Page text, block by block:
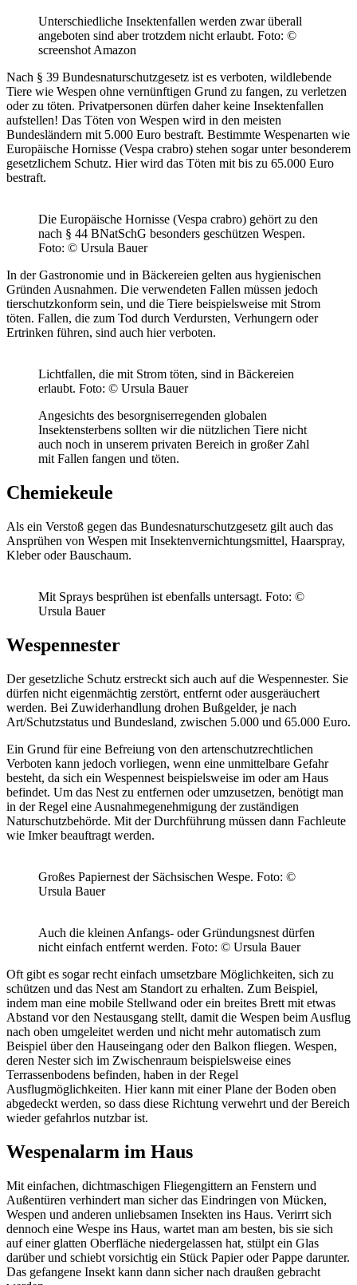
Unterschiedliche Insektenfallen werden zwar überall
angeboten sind aber trotzdem nicht erlaubt. Foto: ©
screenshot Amazon
Nach § 39 Bundesnaturschutzgesetz ist es verboten, wildlebende
Tiere wie Wespen ohne vernünftigen Grund zu fangen, zu verletzen
oder zu töten. Privatpersonen dürfen daher keine Insektenfallen
aufstellen! Das Töten von Wespen wird in den meisten
Bundesländern mit 5.000 Euro bestraft. Bestimmte Wespenarten wie
Europäische Hornisse (Vespa crabro) stehen sogar unter besonderem
gesetzlichem Schutz. Hier wird das Töten mit bis zu 65.000 Euro
bestraft.
Die Europäische Hornisse (Vespa crabro) gehört zu den
nach § 44 BNatSchG besonders geschützen Wespen.
Foto: © Ursula Bauer
In der Gastronomie und in Bäckereien gelten aus hygienischen
Gründen Ausnahmen. Die verwendeten Fallen müssen jedoch
tierschutzkonform sein, und die Tiere beispielsweise mit Strom
töten. Fallen, die zum Tod durch Verdursten, Verhungern oder
Ertrinken führen, sind auch hier verboten.
Lichtfallen, die mit Strom töten, sind in Bäckereien
erlaubt. Foto: © Ursula Bauer
Angesichts des besorgniserregenden globalen
Insektensterbens sollten wir die nützlichen Tiere nicht
auch noch in unserem privaten Bereich in großer Zahl
mit Fallen fangen und töten.
Chemiekeule
Als ein Verstoß gegen das Bundesnaturschutzgesetz gilt auch das
Ansprühen von Wespen mit Insektenvernichtungsmittel, Haarspray,
Kleber oder Bauschaum.
Mit Sprays besprühen ist ebenfalls untersagt. Foto: ©
Ursula Bauer
Wespennester
Der gesetzliche Schutz erstreckt sich auch auf die Wespennester. Sie
dürfen nicht eigenmächtig zerstört, entfernt oder ausgeräuchert
werden. Bei Zuwiderhandlung drohen Bußgelder, je nach
Art/Schutzstatus und Bundesland, zwischen 5.000 und 65.000 Euro.
Ein Grund für eine Befreiung von den artenschutzrechtlichen
Verboten kann jedoch vorliegen, wenn eine unmittelbare Gefahr
besteht, da sich ein Wespennest beispielsweise im oder am Haus
befindet. Um das Nest zu entfernen oder umzusetzen, benötigt man
in der Regel eine Ausnahmegenehmigung der zuständigen
Naturschutzbehörde. Mit der Durchführung müssen dann Fachleute
wie Imker beauftragt werden.
Großes Papiernest der Sächsischen Wespe. Foto: ©
Ursula Bauer
Auch die kleinen Anfangs- oder Gründungsnest dürfen
nicht einfach entfernt werden. Foto: © Ursula Bauer
Oft gibt es sogar recht einfach umsetzbare Möglichkeiten, sich zu
schützen und das Nest am Standort zu erhalten. Zum Beispiel,
indem man eine mobile Stellwand oder ein breites Brett mit etwas
Abstand vor den Nestausgang stellt, damit die Wespen beim Ausflug
nach oben umgeleitet werden und nicht mehr automatisch zum
Beispiel über den Hauseingang oder den Balkon fliegen. Wespen,
deren Nester sich im Zwischenraum beispielsweise eines
Terrassenbodens befinden, haben in der Regel
Ausflugmöglichkeiten. Hier kann mit einer Plane der Boden oben
abgedeckt werden, so dass diese Richtung verwehrt und der Bereich
wieder gefahrlos nutzbar ist.
Wespenalarm im Haus
Mit einfachen, dichtmaschigen Fliegengittern an Fenstern und
Außentüren verhindert man sicher das Eindringen von Mücken,
Wespen und anderen unliebsamen Insekten ins Haus. Verirrt sich
dennoch eine Wespe ins Haus, wartet man am besten, bis sie sich
auf einer glatten Oberfläche niedergelassen hat, stülpt ein Glas
darüber und schiebt vorsichtig ein Stück Papier oder Pappe darunter.
Das gefangene Insekt kann dann sicher nach draußen gebracht